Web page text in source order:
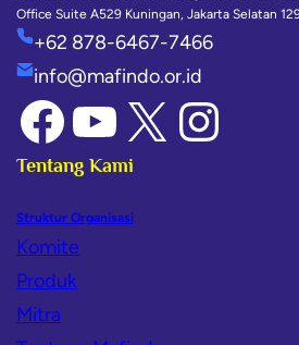
Office Suite A529 Kuningan, Jakarta Selatan
+62 878-6467-7466
info@mafindo.or.id
Tentang Kami
Struktur Organisasi
Komite
Produk
Mitra